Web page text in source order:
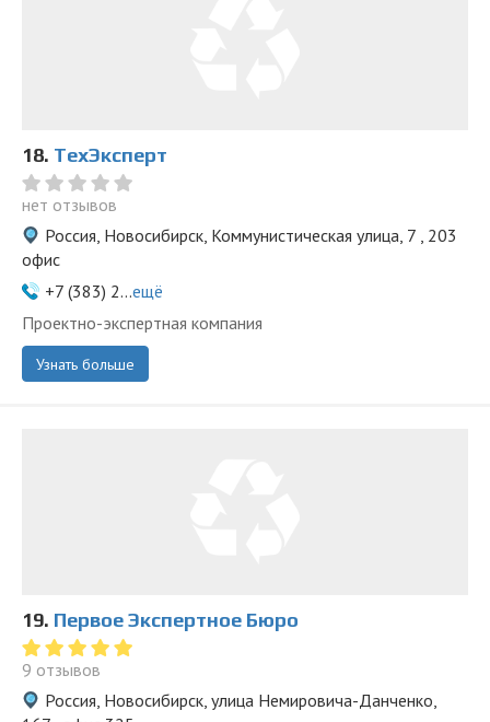
18. ТехЭксперт
нет отзывов
Россия, Новосибирск, Коммунистическая улица, 7 , 203
офис
+7 (383) 2...ещё
Проектно-экспертная компания
Узнать больше
19. Первое Экспертное Бюро
9 отзывов
Россия, Новосибирск, улица Немировича-Данченко,